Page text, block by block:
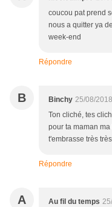
coucou pat prend
nous a quitter ya
week-end
Répondre
B Binchy 25/08/
Ton cliché, tes
pour ta maman
t'embrasse très
Répondre
A Au fil du temps